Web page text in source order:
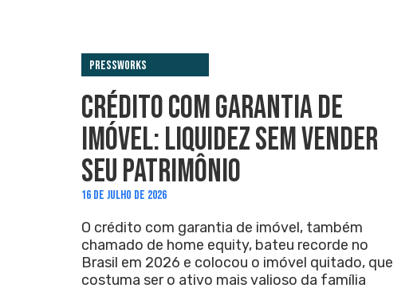
PressWorks
CRÉDITO COM GARANTIA DE
IMÓVEL: LIQUIDEZ SEM VENDER
SEU PATRIMÔNIO
16 DE JULHO DE 2026
O crédito com garantia de imóvel, também
chamado de home equity, bateu recorde no
Brasil em 2026 e colocou o imóvel quitado, que
costuma ser o ativo mais valioso da família